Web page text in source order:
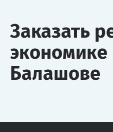
Заказать
экономике
Балашове